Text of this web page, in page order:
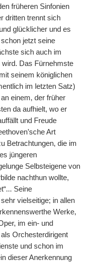
früheren Sinfonien
dritten trennt sich
glücklicher und es
jetzt seine
sich auch im
Das Fürnehmste
seinem königlichen
im letzten Satz)
einem, der früher
da aufhielt, wo er
und Freude
Art
Betrachtungen, die im
jüngeren
Selbsteigene von
nachthun wollte,
Seine
vielseitige; in allen
Werke,
im ein- und
Orchesterdirigent
und schon im
dieser Anerkennung